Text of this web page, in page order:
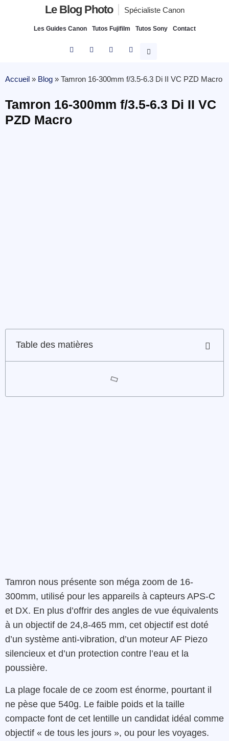
Le Blog Photo Spécialiste Canon
Les Guides Canon Tutos Fujifilm Tutos Sony Contact
Accueil » Blog » Tamron 16-300mm f/3.5-6.3 Di II VC PZD Macro
Tamron 16-300mm f/3.5-6.3 Di II VC
PZD Macro
Table des matières
Tamron nous présente son méga zoom de 16-
300mm, utilisé pour les appareils à capteurs APS-C
et DX. En plus d’offrir des angles de vue équivalents
à un objectif de 24,8-465 mm, cet objectif est doté
d’un système anti-vibration, d’un moteur AF Piezo
silencieux et d’un protection contre l’eau et la
poussière.
La plage focale de ce zoom est énorme, pourtant il
ne pèse que 540g. Le faible poids et la taille
compacte font de cet lentille un candidat idéal comme
objectif « de tous les jours », ou pour les voyages.